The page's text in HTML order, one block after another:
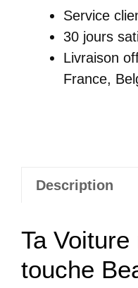
Beauf
Service
30 jours
Livraison
France,
Description
Ta
touche